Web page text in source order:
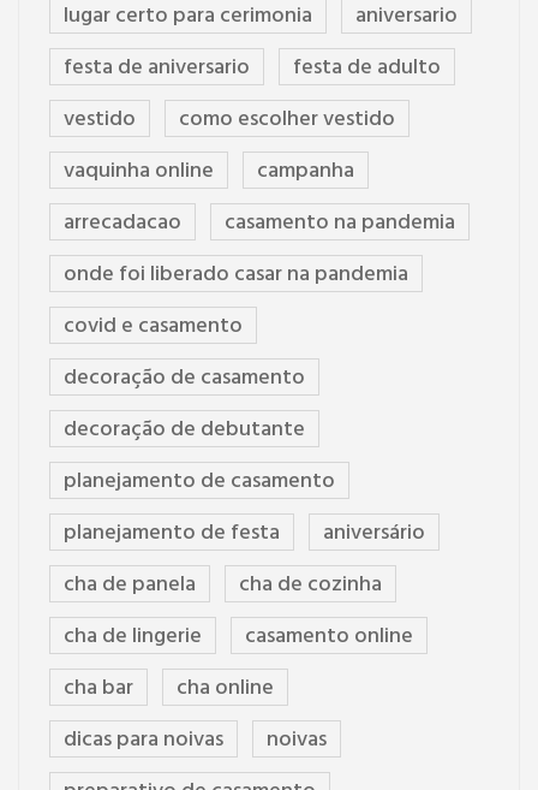
lugar certo para cerimonia
aniversario
festa de aniversario
festa de adulto
vestido
como escolher vestido
vaquinha online
campanha
arrecadacao
casamento na pandemia
onde foi liberado casar na pandemia
covid e casamento
decoração de casamento
decoração de debutante
planejamento de casamento
planejamento de festa
aniversário
cha de panela
cha de cozinha
cha de lingerie
casamento online
cha bar
cha online
dicas para noivas
noivas